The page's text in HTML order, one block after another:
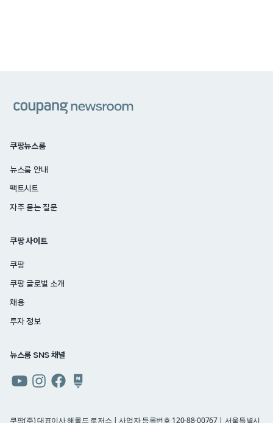
쿠팡뉴스룸
뉴스룸 안내
팩트시트
자주 묻는 질문
쿠팡 사이트
쿠팡
쿠팡 글로벌 소개
채용
투자 정보
뉴스룸 SNS 채널
유튜브인스타그램
페이스북네이버
쿠팡(주) 대표이사 해롤드 로저스 | 사업자 등록번호 120-88-00767 | 서울특별시